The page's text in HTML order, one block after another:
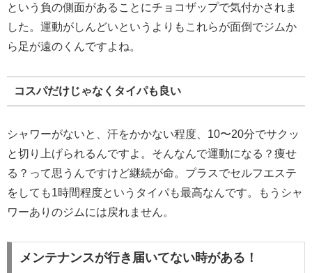
という負の側面があることにチョコザップで気付かされま
した。運動がしんどいというよりもこれらが面倒でジムか
ら足が遠のくんですよね。
コスパだけじゃなくタイパも良い
シャワーがないと、汗をかかない程度、10〜20分でサクッ
と切り上げられるんですよ。そんなんで運動になる？痩せ
る？って思うんですけど継続が命。プラスでセルフエステ
をしても1時間程度というタイパも最高なんです。もうシャ
ワーありのジムには戻れません。
メンテナンスが行き届いてない時がある！